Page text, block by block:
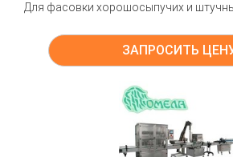
Для фасовки хорошосыпучих и
ЗАПРОСИТЬ